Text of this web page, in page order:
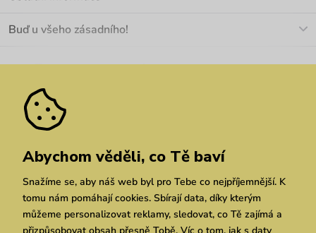
Materiály a údržba
Pozáruční opravy
Velkoobchod
We Care
Dárkové poukazy
Vuchlook
Prodejny
Praha Brno Chrudim
Buď u všeho zásadního!
Zásady ochrany osobních údajů
Abychom věděli, co Tě baví
Snažíme se, aby náš web byl pro Tebe co nejpříjemnější. K
tomu nám pomáhají cookies. Sbírají data, díky kterým
můžeme personalizovat reklamy, sledovat, co Tě zajímá a